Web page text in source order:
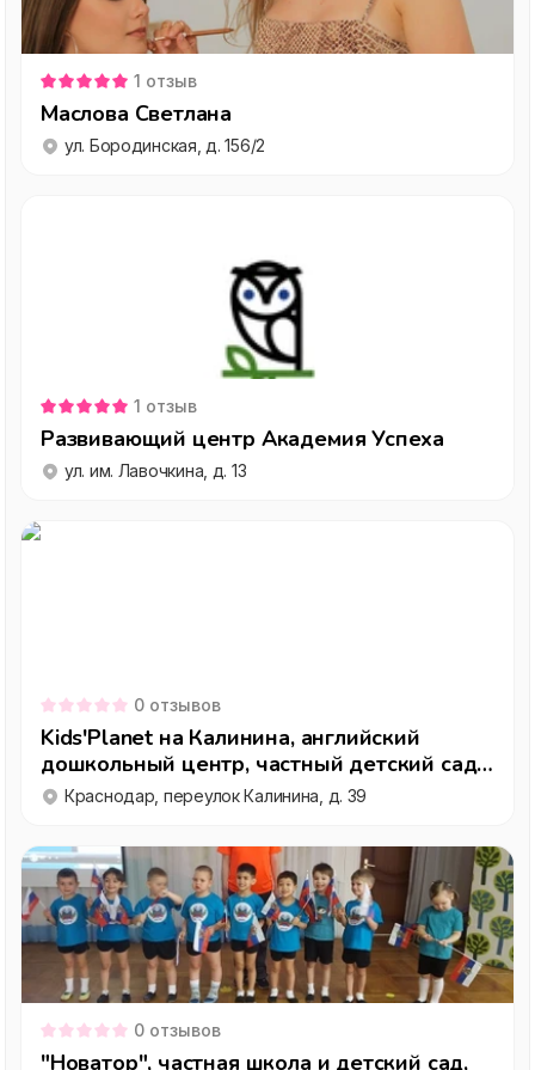
1 отзыв
Маслова Светлана
ул. Бородинская, д. 156/2
1 отзыв
Развивающий центр Академия Успеха
ул. им. Лавочкина, д. 13
0 отзывов
Kids'Planet на Калинина, английский
дошкольный центр, частный детский сад в
Карасунском округе, Краснодар
Краснодар, переулок Калинина, д. 39
0 отзывов
"Новатор", частная школа и детский сад,